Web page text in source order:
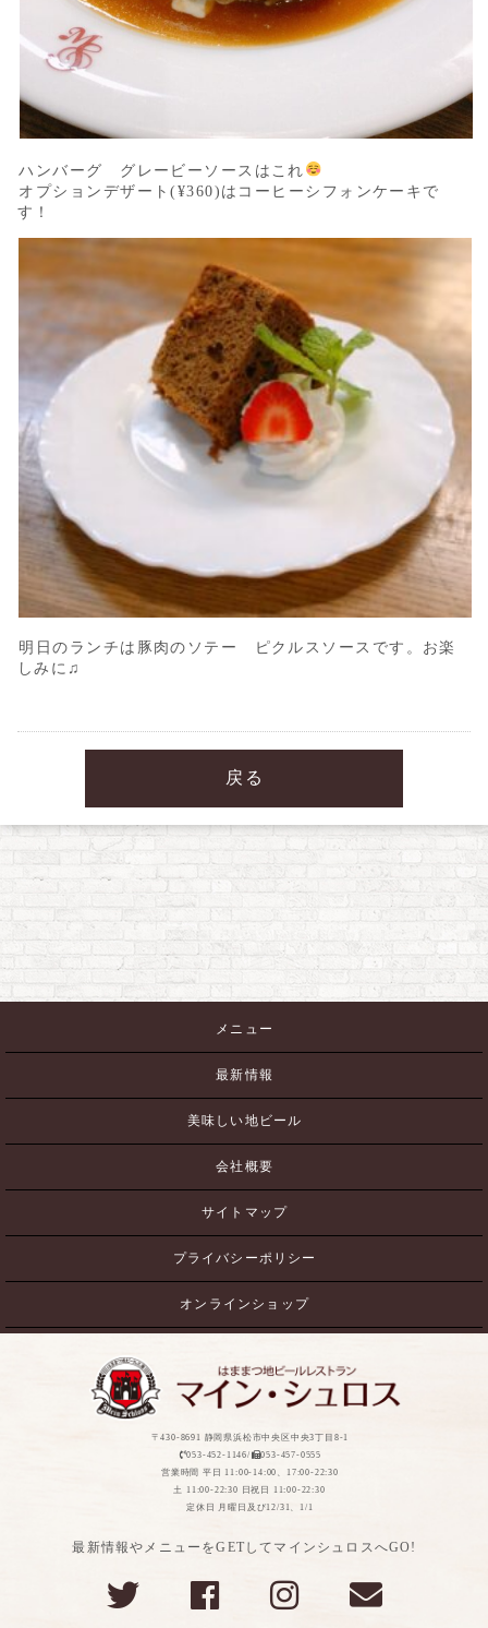
ハンバーグ グレービーソースはこれ
オプションデザート(¥360)はコーヒーシフォンケーキで
す！
明日のランチは豚肉のソテー ピクルスソースです。お楽
しみに♫
戻る
メニュー
最新情報
美味しい地ビール
会社概要
サイトマップ
プライバシーポリシー
オンラインショップ
〒430-8691 静岡県浜松市中央区中央3丁目8-1
053-452-1146/
053-457-0555
営業時間 平日 11:00-14:00、17:00-22:30
土 11:00-22:30 日祝日 11:00-22:30
定休日 月曜日及び12/31、1/1
最新情報やメニューをGETしてマインシュロスへGO!